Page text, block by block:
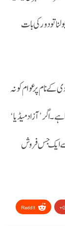
تو دور کی بات
کے نام پر عوام کو نہ
اگر ’آزاد میڈیا‘
سے ایک جس فروش
ReddIt